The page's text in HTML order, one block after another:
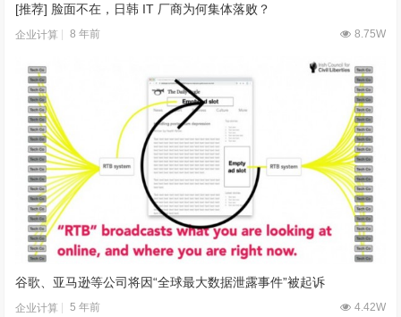
[推荐] 脸面不在，日韩 IT 厂商为何集体落败？
企业计算 8 年前 8.75W
谷歌、亚马逊等公司将因“全球最大数据泄露事件”被起诉
企业计算 5 年前 4.42W